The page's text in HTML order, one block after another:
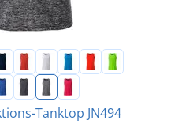
Tanktop JN494